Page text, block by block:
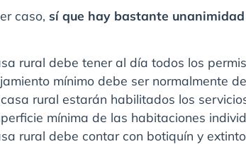
caso, sí que hay bastante
rural debe tener al día todos los
mínimo debe ser normalmente
rural estarán habilitados los
mínima de las habitaciones
rural debe contar con botiquín y